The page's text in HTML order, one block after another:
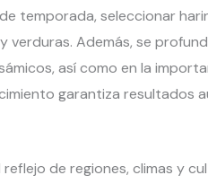
temporada, seleccionar
verduras. Además, se
así como en la
garantiza resultados
de regiones, climas y